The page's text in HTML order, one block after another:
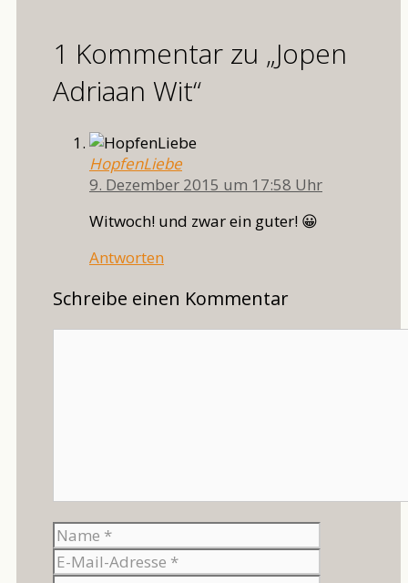
1 Kommentar zu „Jopen
Adriaan Wit“
HopfenLiebe
9. Dezember 2015 um 17:58 Uhr
Witwoch! und zwar ein guter! 😀
Antworten
Schreibe einen Kommentar
Name
Mail-
Adresse